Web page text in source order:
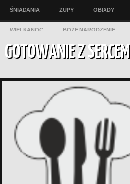
ŚNIADANIA ZUPY OBIADY
WIELKANOC BOŻE NARODZENIE
GOTOWANIE Z SERCEM